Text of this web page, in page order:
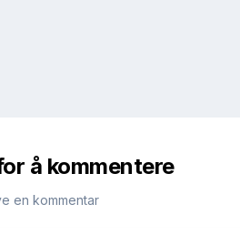
å kommentere
en kommentar